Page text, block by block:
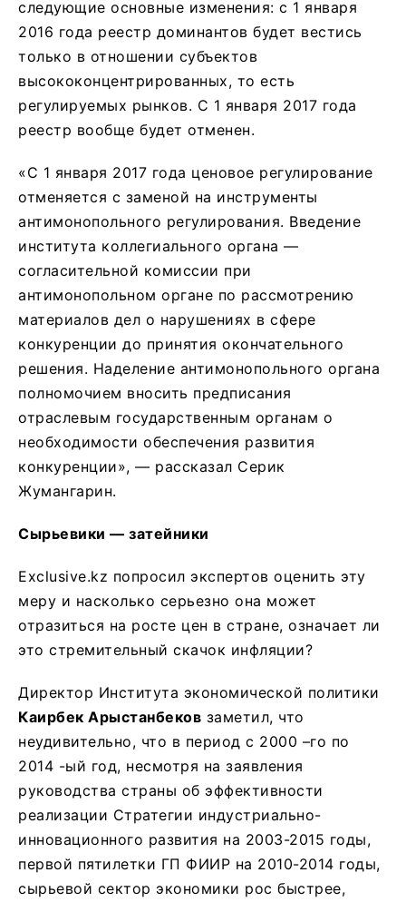
следующие основные изменения: с 1 января
2016 года реестр доминантов будет вестись
только в отношении субъектов
высококонцентрированных, то есть
регулируемых рынков. С 1 января 2017 года
реестр вообще будет отменен.
«С 1 января 2017 года ценовое регулирование
отменяется с заменой на инструменты
антимонопольного регулирования. Введение
института коллегиального органа —
согласительной комиссии при
антимонопольном органе по рассмотрению
материалов дел о нарушениях в сфере
конкуренции до принятия окончательного
решения. Наделение антимонопольного органа
полномочием вносить предписания
отраслевым государственным органам о
необходимости обеспечения развития
конкуренции», — рассказал Серик
Жумангарин.
Сырьевики — затейники
Exclusive.kz попросил экспертов оценить эту
меру и насколько серьезно она может
отразиться на росте цен в стране, означает ли
это стремительный скачок инфляции?
Директор Института экономической политики
Каирбек Арыстанбеков заметил, что
неудивительно, что в период с 2000 –го по
2014 -ый год, несмотря на заявления
руководства страны об эффективности
реализации Стратегии индустриально-
инновационного развития на 2003-2015 годы,
первой пятилетки ГП ФИИР на 2010-2014 годы,
сырьевой сектор экономики рос быстрее,